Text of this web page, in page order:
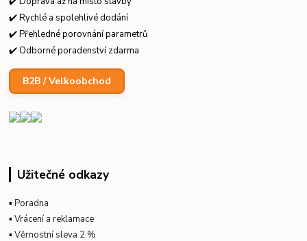
✔️ Rychlé a spolehlivé dodání
✔️ Přehledné porovnání parametrů
✔️ Odborné poradenství zdarma
B2B / Velkoobchod
Užitečné odkazy
▪Poradna
▪Vrácení a reklamace
▪Věrnostní sleva 2 %